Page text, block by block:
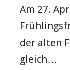
Am 27.
der alten
gleich…